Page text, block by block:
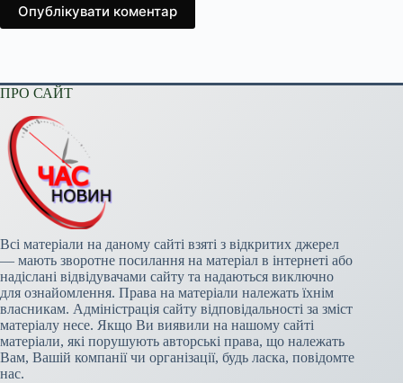
Опублікувати коментар
ПРО САЙТ
Всі матеріали на даному сайті взяті з відкритих джерел
— мають зворотне посилання на матеріал в інтернеті або
надіслані відвідувачами сайту та надаються виключно
для ознайомлення. Права на матеріали належать їхнім
власникам. Адміністрація сайту відповідальності за зміст
матеріалу несе. Якщо Ви виявили на нашому сайті
матеріали, які порушують авторські права, що належать
Вам, Вашій компанії чи організації, будь ласка, повідомте
нас.